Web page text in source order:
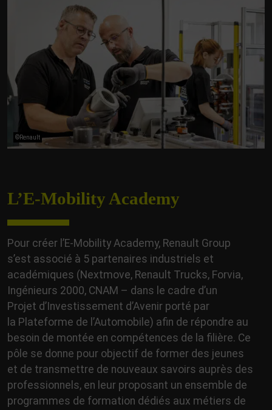
©Renault
L’E-Mobility Academy
Pour créer l’E-Mobility Academy, Renault Group
s’est associé à 5 partenaires industriels et
académiques (Nextmove, Renault Trucks, Forvia,
Ingénieurs 2000, CNAM – dans le cadre d’un
Projet d’Investissement d’Avenir porté par
la Plateforme de l’Automobile) afin de répondre au
besoin de montée en compétences de la filière. Ce
pôle se donne pour objectif de former des jeunes
et de transmettre de nouveaux savoirs auprès des
professionnels, en leur proposant un ensemble de
programmes de formation dédiés aux métiers de